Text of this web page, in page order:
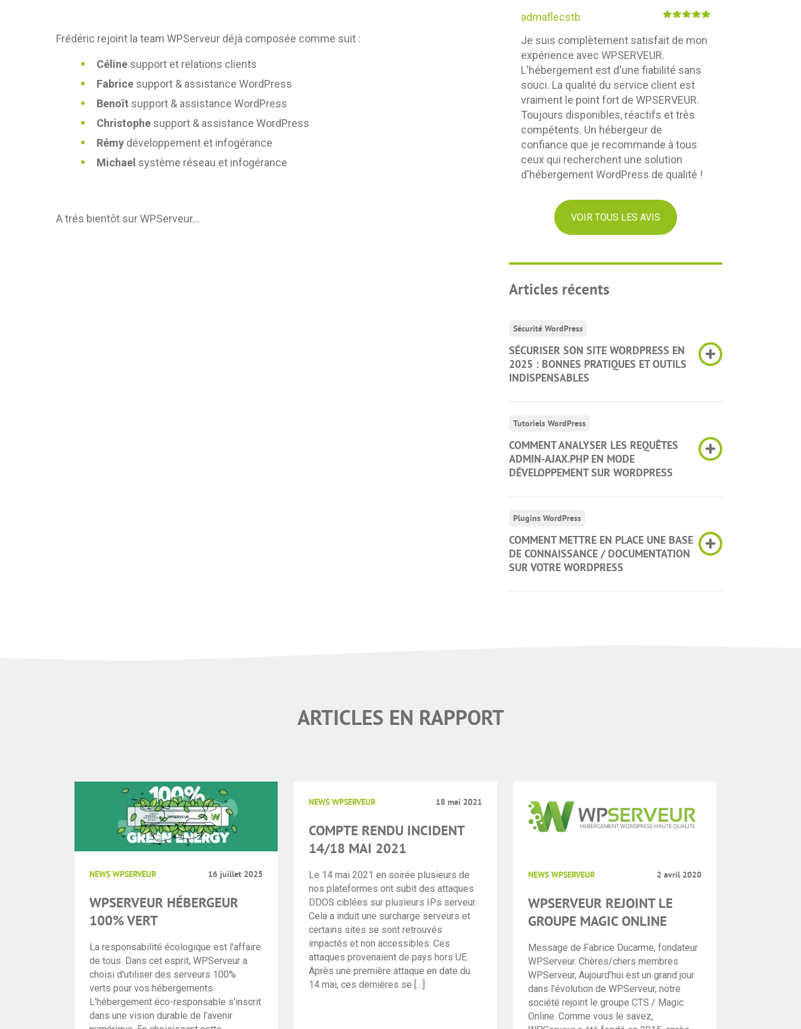
Frédéric rejoint la team WPServeur déjà composée comme suit :
Céline support et relations clients
Fabrice support & assistance WordPress
Benoît support & assistance WordPress
Christophe support & assistance WordPress
Rémy développement et infogérance
Michael système réseau et infogérance
A trés bientôt sur WPServeur...
admaflecstb
Je suis complètement satisfait de mon
expérience avec WPSERVEUR.
L'hébergement est d'une fiabilité sans
souci. La qualité du service client est
vraiment le point fort de WPSERVEUR.
Toujours disponibles, réactifs et très
compétents. Un hébergeur de
confiance que je recommande à tous
ceux qui recherchent une solution
d'hébergement WordPress de qualité !
VOIR TOUS LES AVIS
Articles récents
Sécurité WordPress
SÉCURISER SON SITE WORDPRESS EN
2025 : BONNES PRATIQUES ET OUTILS
INDISPENSABLES
Tutoriels WordPress
COMMENT ANALYSER LES REQUÊTES
ADMIN-AJAX.PHP EN MODE
DÉVELOPPEMENT SUR WORDPRESS
Plugins WordPress
COMMENT METTRE EN PLACE UNE BASE
DE CONNAISSANCE / DOCUMENTATION
SUR VOTRE WORDPRESS
ARTICLES EN RAPPORT
NEWS WPSERVEUR 16 juillet 2025
WPSERVEUR HÉBERGEUR
100% VERT
La responsabilité écologique est l'affaire
de tous. Dans cet esprit, WPServeur a
choisi d'utiliser des serveurs 100%
verts pour vos hébergements.
L'hébergement éco-responsable s'inscrit
dans une vision durable de l'avenir
NEWS WPSERVEUR 18 mai 2021
COMPTE RENDU INCIDENT
14/18 MAI 2021
Le 14 mai 2021 en soirée plusieurs de
nos plateformes ont subit des attaques
DDOS ciblées sur plusieurs IPs serveur.
Cela a induit une surcharge serveurs et
certains sites se sont retrouvés
impactés et non accessibles. Ces
attaques provenaient de pays hors UE.
Après une première attaque en date du
14 mai, ces dernières se […]
NEWS WPSERVEUR 2 avril 2020
WPSERVEUR REJOINT LE
GROUPE MAGIC ONLINE
Message de Fabrice Ducarme, fondateur
WPServeur. Chères/chers membres
WPServeur, Aujourd’hui est un grand jour
dans l’évolution de WPServeur, notre
société rejoint le groupe CTS / Magic
Online. Comme vous le savez,